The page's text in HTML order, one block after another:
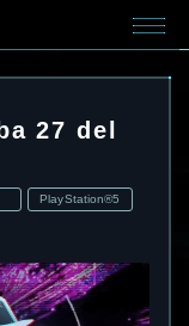
27 del
PlayStation®5